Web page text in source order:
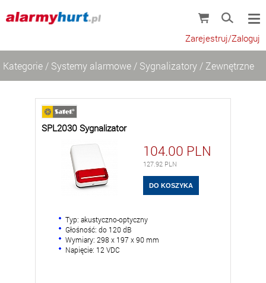
Zarejestruj/Zaloguj
Kategorie / Systemy alarmowe / Sygnalizatory / Zewnętrzne
SPL2030 Sygnalizator
104.00 PLN
127.92 PLN
Typ: akustyczno-optyczny
Głośność: do 120 dB
Wymiary: 298 x 197 x 90 mm
Napięcie: 12 VDC